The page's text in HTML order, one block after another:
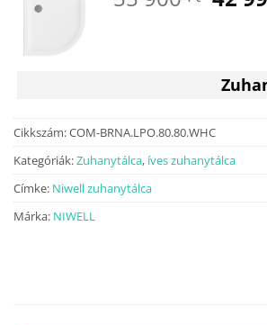
900
Cikkszám:COM-BRNA.LPO.80.80.WHC
Kategóriák:Zuhanytálca, íves zuhanytálca
Címke: Niwell zuhanytálca
Márka: NIWELL